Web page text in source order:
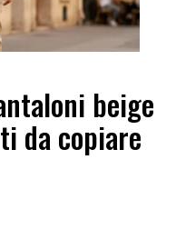
beige
da copiare